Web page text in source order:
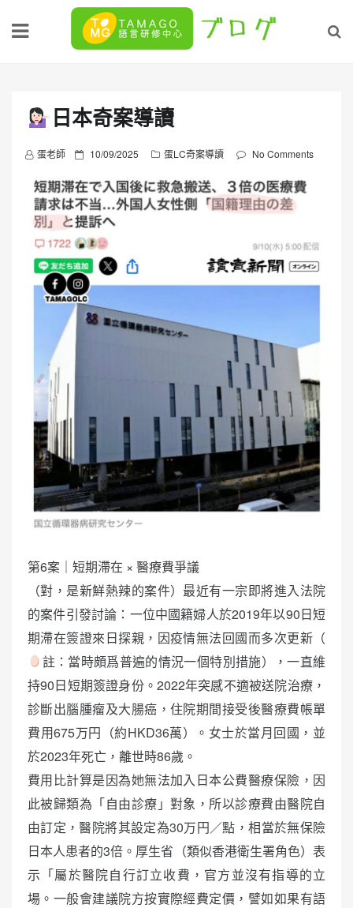
日本奇案導讀
蛋老師
P
s
t
e
d
o
n
10/09/2025 蛋LC奇案導讀 No Comments
第6案｜短期滯在 × 醫療費爭議
（對，是新鮮熱辣的案件）最近有一宗即將進入法院
的案件引發討論：一位中國籍婦人於2019年以90日短
期滯在簽證來日探親，因疫情無法回國而多次更新（
註：當時頗爲普遍的情況一個特別措施），一直維
持90日短期簽證身份。2022年突感不適被送院治療，
診斷出腦腫瘤及大腸癌，住院期間接受後醫療費帳單
費用675万円（約HKD36萬）。女士於當月回國，並
於2023年死亡，離世時86歲。
費用比計算是因為她無法加入日本公費醫療保險，因
此被歸類為「自由診療」對象，所以診療費由醫院自
由訂定，醫院將其設定為30万円／點，相當於無保險
日本人患者的3倍。厚生省（類似香港衛生署角色）表
示「屬於醫院自行訂立收費，官方並沒有指導的立
場。一般會建議院方按實際經費定價，譬如如果有語